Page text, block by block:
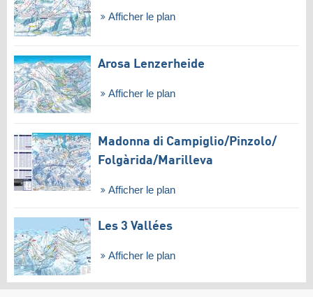
Afficher le plan
Arosa Lenzerheide
Afficher le plan
Madonna di Campiglio/​Pinzolo/​
Folgàrida/​Marilleva
Afficher le plan
Les 3 Vallées
Afficher le plan